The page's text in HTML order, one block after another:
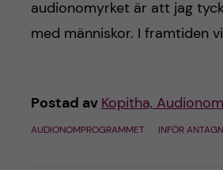
audionomyrket är att jag
med människor. I framtiden
Postad av Kopitha,
AUDIONOMPROGRAMMET INFÖR